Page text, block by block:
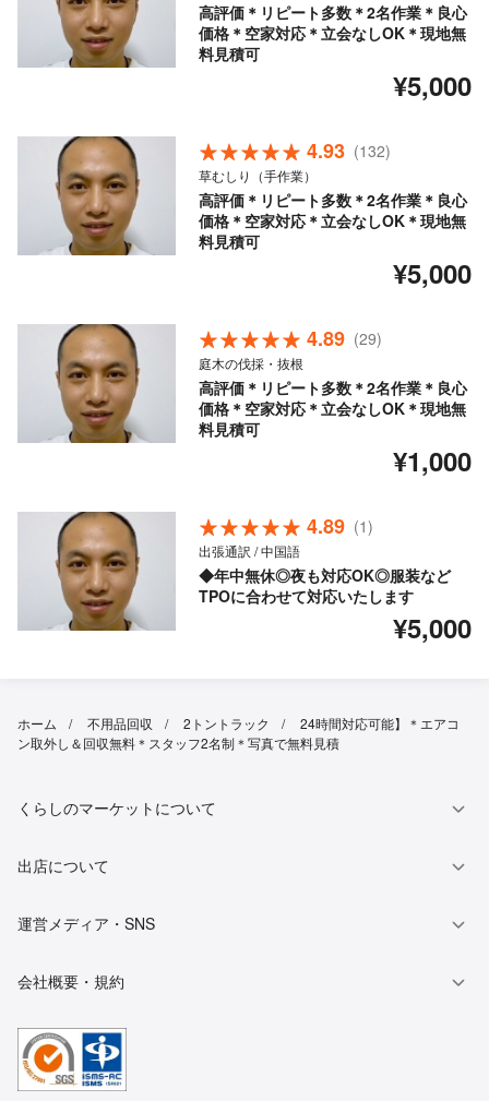
高評価＊リピート多数＊2名作業＊良心
価格＊空家対応＊立会なしOK＊現地無
料見積可
¥5,000
4.93 (132)
草むしり（手作業）
高評価＊リピート多数＊2名作業＊良心
価格＊空家対応＊立会なしOK＊現地無
料見積可
¥5,000
4.89 (29)
庭木の伐採・抜根
高評価＊リピート多数＊2名作業＊良心
価格＊空家対応＊立会なしOK＊現地無
料見積可
¥1,000
4.89 (1)
出張通訳 / 中国語
◆年中無休◎夜も対応OK◎服装など
TPOに合わせて対応いたします
¥5,000
ホーム 不用品回収 2トントラック
24時間対応可能】＊エアコ
ン取外し＆回収無料＊スタッフ2名制＊写真で無料見積
くらしのマーケットについて
出店について
運営メディア・SNS
会社概要・規約